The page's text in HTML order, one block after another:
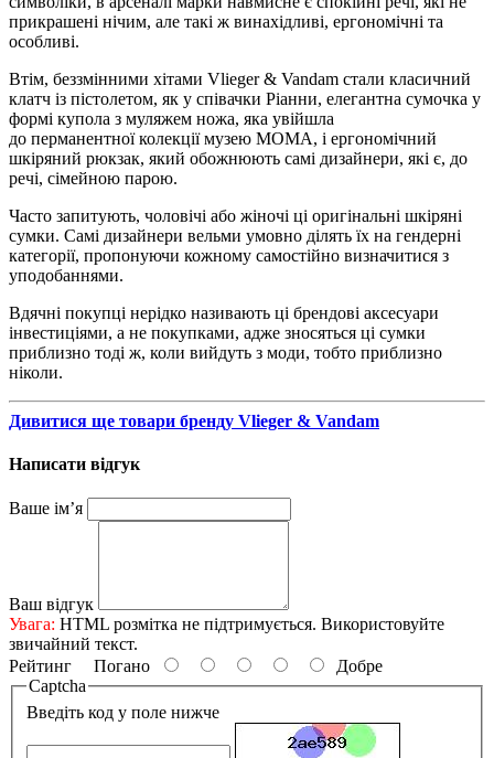
прикрашені нічим, але такі ж винахідливі, ергономічні та
особливі.
Втім, беззмінними хітами Vlieger & Vandam стали класичний
клатч із пістолетом, як у співачки Ріанни, елегантна сумочка у
формі купола з муляжем ножа, яка увійшла
до перманентної колекції музею МОМА, і ергономічний
шкіряний рюкзак, який обожнюють самі дизайнери, які є, до
речі, сімейною парою.
Часто запитують, чоловічі або жіночі ці оригінальні шкіряні
сумки. Самі дизайнери вельми умовно ділять їх на гендерні
категорії, пропонуючи кожному самостійно визначитися з
уподобаннями.
Вдячні покупці нерідко називають ці брендові аксесуари
інвестиціями, а не покупками, адже зносяться ці сумки
приблизно тоді ж, коли вийдуть з моди, тобто приблизно
ніколи.
Дивитися ще товари бренду Vlieger & Vandam
Написати відгук
Ваше ім’я
Ваш відгук
Увага: HTML розмітка не підтримується. Використовуйте
звичайний текст.
Рейтинг Погано
Добре
Captcha
Введіть код у поле нижче